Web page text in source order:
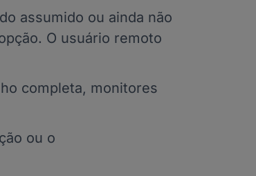
assumido ou ainda não
O usuário remoto
completa, monitores
ou o